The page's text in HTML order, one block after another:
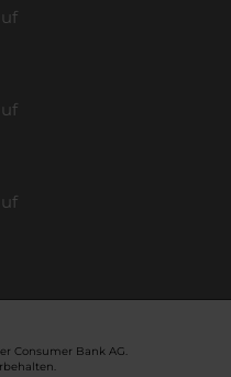
Consumer Bank AG.